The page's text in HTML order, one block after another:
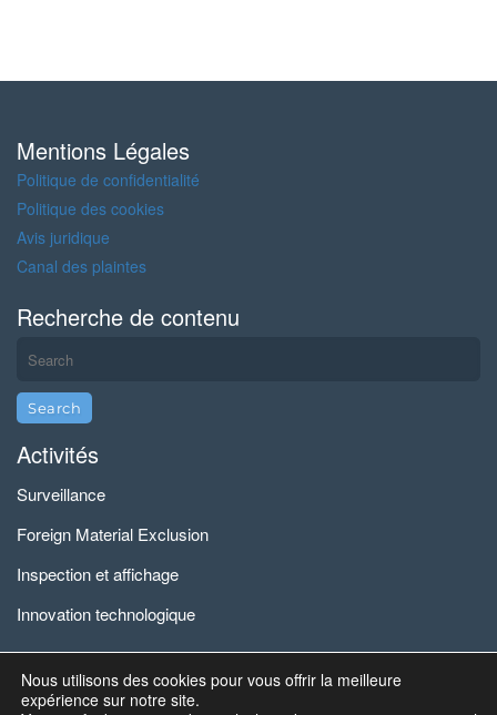
Mentions Légales
Politique de confidentialité
Politique des cookies
Avis juridique
Canal des plaintes
Recherche de contenu
Activités
Surveillance
Foreign Material Exclusion
Inspection et affichage
Innovation technologique
2023 All Rights Reserved by GDES Technology for Services •
Nous utilisons des cookies pour vous offrir la meilleure
expérience sur notre site.